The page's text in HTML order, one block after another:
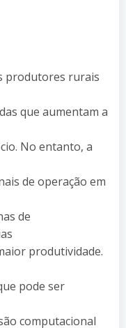
produtores rurais
que aumentam a
No entanto, a
de operação em
de
produtividade.
pode ser
computacional